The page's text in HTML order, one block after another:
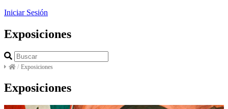
Iniciar Sesión
Exposiciones
/ Exposiciones
Exposiciones